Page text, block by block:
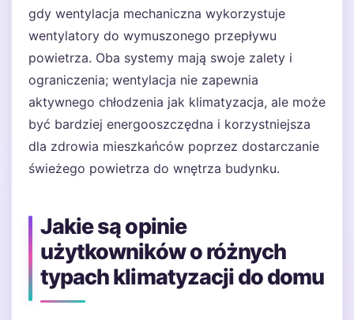
gdy wentylacja mechaniczna wykorzystuje
wentylatory do wymuszonego przepływu
powietrza. Oba systemy mają swoje zalety i
ograniczenia; wentylacja nie zapewnia
aktywnego chłodzenia jak klimatyzacja, ale może
być bardziej energooszczędna i korzystniejsza
dla zdrowia mieszkańców poprzez dostarczanie
świeżego powietrza do wnętrza budynku.
Jakie są opinie
użytkowników o różnych
typach klimatyzacji do domu